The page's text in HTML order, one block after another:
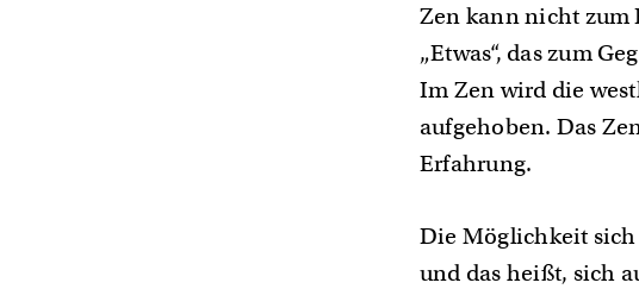
Zen kann nicht zum
„Etwas“, das zum
Im Zen wird die
aufgehoben. Das
Erfahrung.
Die Möglichkeit sich
und das heißt, sich